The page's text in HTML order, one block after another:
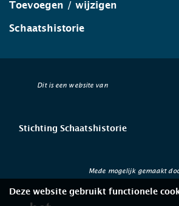
Toevoegen / wijzigen
Schaatshistorie
Dit is een website van
Stichting Schaatshistorie
Mede mogelijk gemaakt
Deze website gebruikt functionele